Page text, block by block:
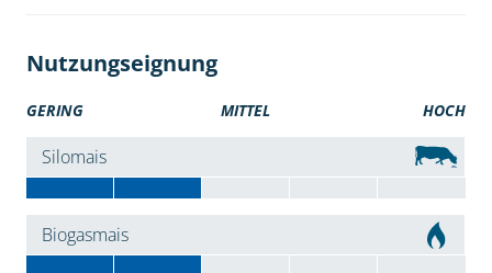
Nutzungseignung
GERING MITTEL HOCH
Silomais
Biogasmais